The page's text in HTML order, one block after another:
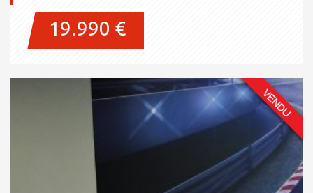
19.990 €